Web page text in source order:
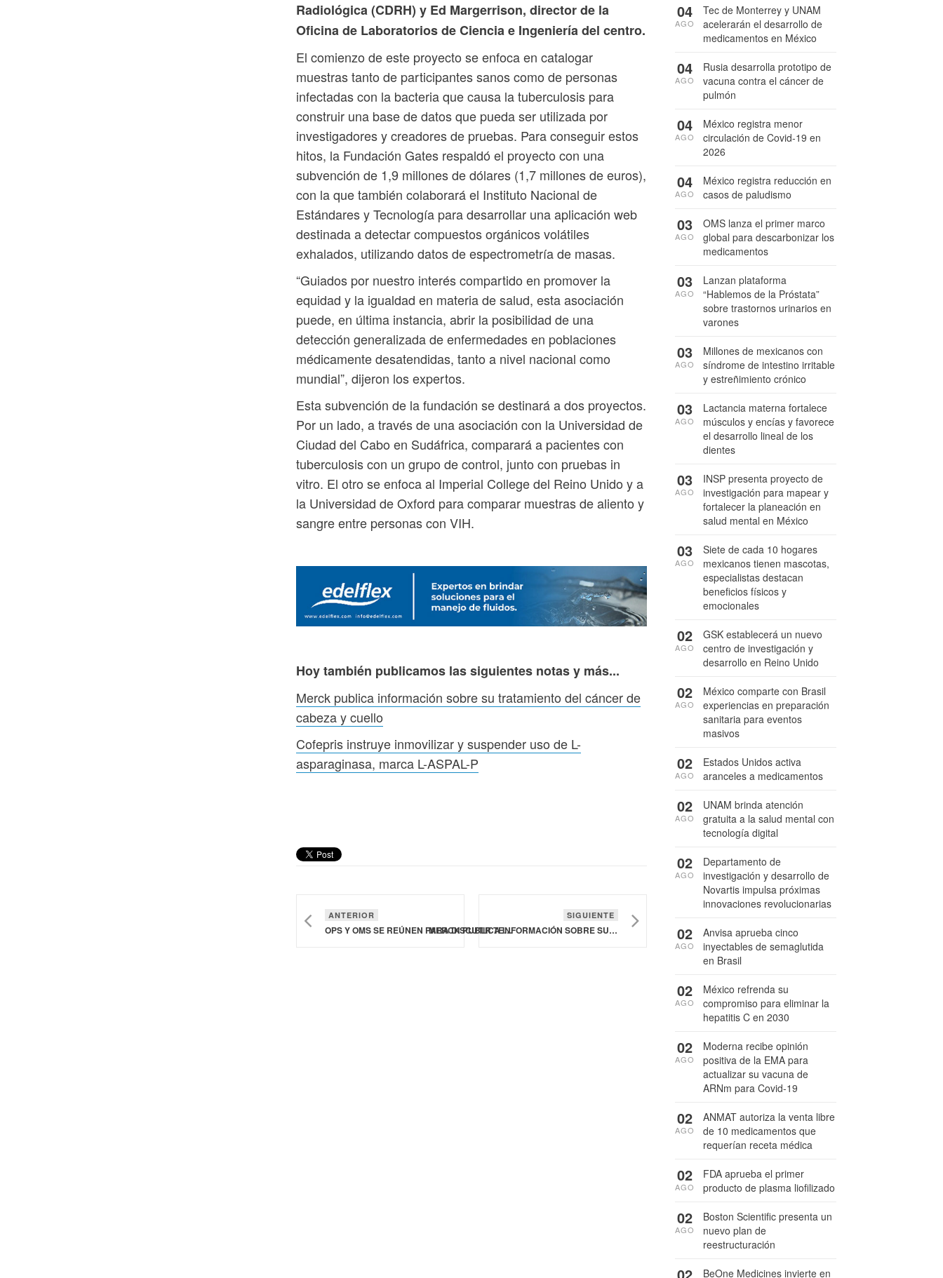
Radiológica (CDRH) y Ed Margerrison, director de la
Oficina de Laboratorios de Ciencia e Ingeniería del centro.
El comienzo de este proyecto se enfoca en catalogar
muestras tanto de participantes sanos como de personas
infectadas con la bacteria que causa la tuberculosis para
construir una base de datos que pueda ser utilizada por
investigadores y creadores de pruebas. Para conseguir estos
hitos, la Fundación Gates respaldó el proyecto con una
subvención de 1,9 millones de dólares (1,7 millones de euros),
con la que también colaborará el Instituto Nacional de
Estándares y Tecnología para desarrollar una aplicación web
destinada a detectar compuestos orgánicos volátiles
exhalados, utilizando datos de espectrometría de masas.
“Guiados por nuestro interés compartido en promover la
equidad y la igualdad en materia de salud, esta asociación
puede, en última instancia, abrir la posibilidad de una
detección generalizada de enfermedades en poblaciones
médicamente desatendidas, tanto a nivel nacional como
mundial”, dijeron los expertos.
Esta subvención de la fundación se destinará a dos proyectos.
Por un lado, a través de una asociación con la Universidad de
Ciudad del Cabo en Sudáfrica, comparará a pacientes con
tuberculosis con un grupo de control, junto con pruebas in
vitro. El otro se enfoca al Imperial College del Reino Unido y a
la Universidad de Oxford para comparar muestras de aliento y
sangre entre personas con VIH.
Hoy también publicamos las siguientes notas y más...
Merck publica información sobre su tratamiento del cáncer de
cabeza y cuello
Cofepris instruye inmovilizar y suspender uso de L-
asparaginasa, marca L-ASPAL-P
ANTERIOR
OPS Y OMS SE REÚNEN PARA DISCUTIR TEMAS PRIORITARIOS DE SALUD EN BRASIL, AMÉRICA Y EL MUNDO
SIGUIENTE
MERCK PUBLICA INFORMACIÓN SOBRE SU TRATAMIENTO DEL CÁNCER DE CABEZA Y CUELLO
Tec de Monterrey y UNAM
acelerarán el desarrollo de
medicamentos en México
04
AGO
Rusia desarrolla prototipo de
vacuna contra el cáncer de
pulmón
04
AGO
México registra menor
circulación de Covid-19 en
2026
04
AGO
México registra reducción en
casos de paludismo
04
AGO
OMS lanza el primer marco
global para descarbonizar los
medicamentos
03
AGO
Lanzan plataforma
“Hablemos de la Próstata”
sobre trastornos urinarios en
varones
03
AGO
Millones de mexicanos con
síndrome de intestino irritable
y estreñimiento crónico
03
AGO
Lactancia materna fortalece
músculos y encías y favorece
el desarrollo lineal de los
dientes
03
AGO
INSP presenta proyecto de
investigación para mapear y
fortalecer la planeación en
salud mental en México
03
AGO
Siete de cada 10 hogares
mexicanos tienen mascotas,
especialistas destacan
beneficios físicos y
emocionales
03
AGO
GSK establecerá un nuevo
centro de investigación y
desarrollo en Reino Unido
02
AGO
México comparte con Brasil
experiencias en preparación
sanitaria para eventos
masivos
02
AGO
Estados Unidos activa
aranceles a medicamentos
02
AGO
UNAM brinda atención
gratuita a la salud mental con
tecnología digital
02
AGO
Departamento de
investigación y desarrollo de
Novartis impulsa próximas
innovaciones revolucionarias
02
AGO
Anvisa aprueba cinco
inyectables de semaglutida
en Brasil
02
AGO
México refrenda su
compromiso para eliminar la
hepatitis C en 2030
02
AGO
Moderna recibe opinión
positiva de la EMA para
actualizar su vacuna de
ARNm para Covid-19
02
AGO
ANMAT autoriza la venta libre
de 10 medicamentos que
requerían receta médica
02
AGO
FDA aprueba el primer
producto de plasma liofilizado
02
AGO
Boston Scientific presenta un
nuevo plan de
reestructuración
02
AGO
BeOne Medicines invierte en